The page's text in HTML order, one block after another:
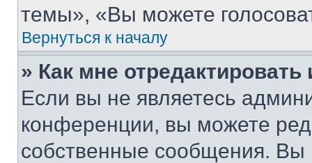
темы», «Вы можете
Вернуться к началу
» Как мне
Если вы не являетесь
конференции, вы можете
собственные сообщения. Вы